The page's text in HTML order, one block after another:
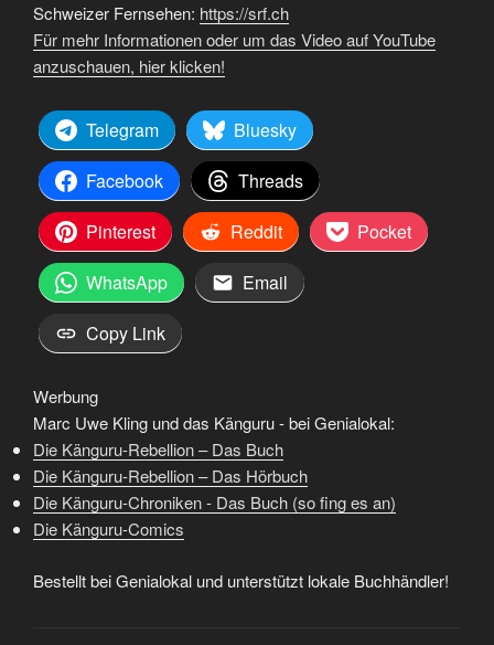
Schweizer Fernsehen: https://srf.ch
Für mehr Informationen oder um das Video auf YouTube
anzuschauen, hier klicken!
Telegram
Bluesky
Facebook
Threads
Pinterest
Reddit
Pocket
WhatsApp
Email
Copy Link
Werbung
Marc Uwe Kling und das Känguru - bei Genialokal:
Die Känguru-Rebellion – Das Buch
Die Känguru-Rebellion – Das Hörbuch
Die Känguru-Chroniken - Das Buch (so fing es an)
Die Känguru-Comics
Bestellt bei Genialokal und unterstützt lokale Buchhändler!